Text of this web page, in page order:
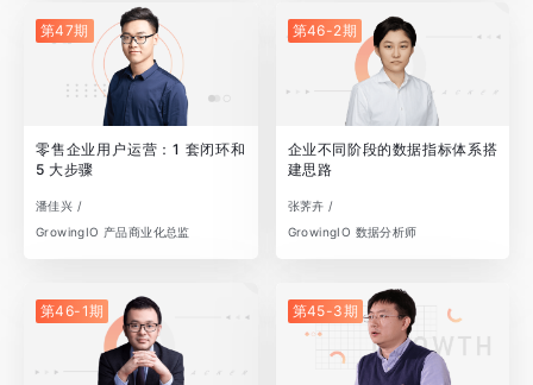
第47期
零售企业用户运营：1 套闭环和
5 大步骤
潘佳兴 /
GrowingIO 产品商业化总监
第46-2期
企业不同阶段的数据指标体系搭
建思路
张荠卉 /
GrowingIO 数据分析师
第46-1期 第45-3期